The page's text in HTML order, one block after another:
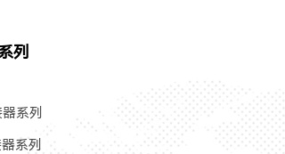
列
系列
系列